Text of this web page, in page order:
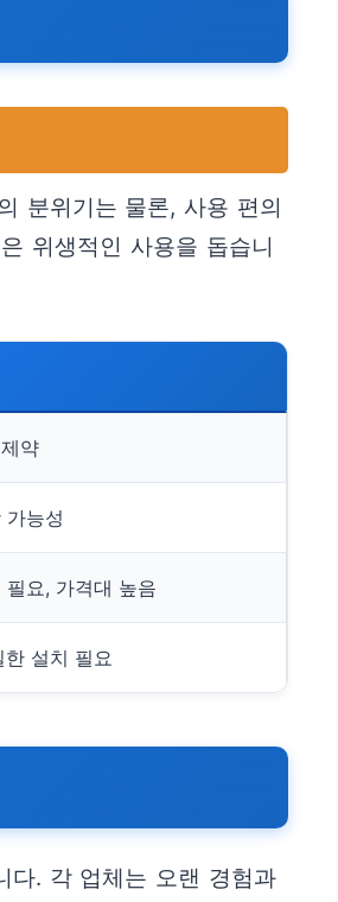
분위기는 물론, 사용 편의
위생적인 사용을 돕습니
약
가능성
필요, 가격대 높음
한 설치 필요
다. 각 업체는 오랜 경험과